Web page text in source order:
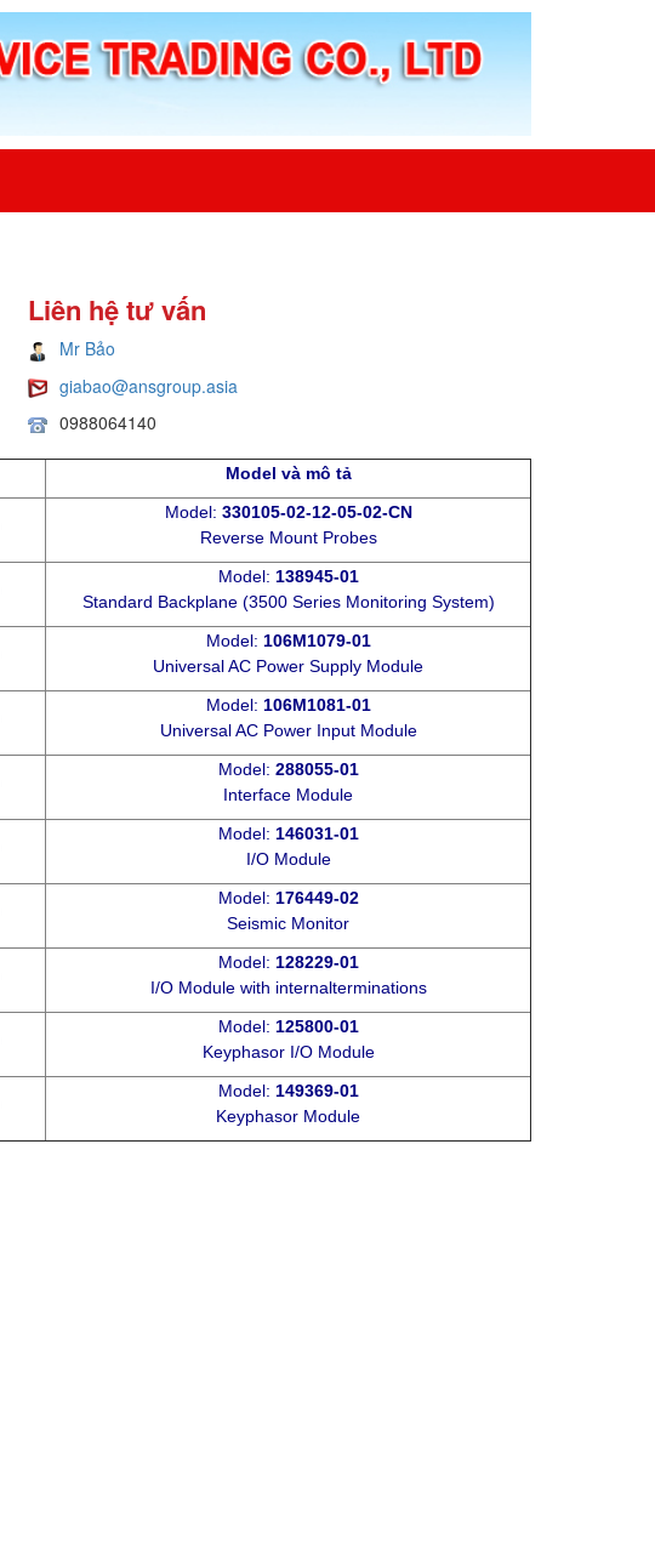
Liên hệ tư vấn
Mr Bảo
giabao@ansgroup.asia
0988064140
Model và mô tả
Model: 330105-02-12-05-02-CN
Reverse Mount Probes
Model: 138945-01
Standard Backplane (3500 Series Monitoring System)
Model: 106M1079-01
Universal AC Power Supply Module
Model: 106M1081-01
Universal AC Power Input Module
Model: 288055-01
Interface Module
Model: 146031-01
I/O Module
Model: 176449-02
Seismic Monitor
Model: 128229-01
I/O Module with internalterminations
Model: 125800-01
Keyphasor I/O Module
Model: 149369-01
Keyphasor Module